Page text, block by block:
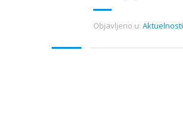
Objavljeno u: Aktuelnosti